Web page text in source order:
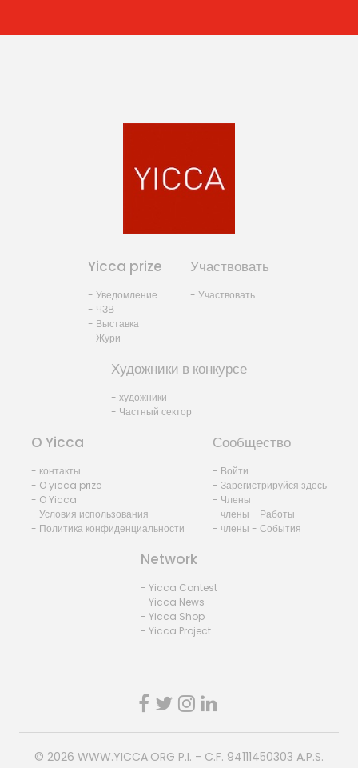
Yicca prize
- Уведомление
- ЧЗВ
- Выставка
- Жури
Участвовать
- Участвовать
Художники в конкурсе
- художники
- Частный сектор
O Yicca
- контакты
- O yicca prize
- O Yicca
- Условия использования
- Политика конфиденциальности
Сообщество
- Войти
- Зарегистрируйся здесь
- Члены
- члены - Работы
- члены - События
Network
- Yicca Contest
- Yicca News
- Yicca Shop
- Yicca Project
© 2026 WWW.YICCA.ORG P.I. - C.F. 94111450303 A.P.S.